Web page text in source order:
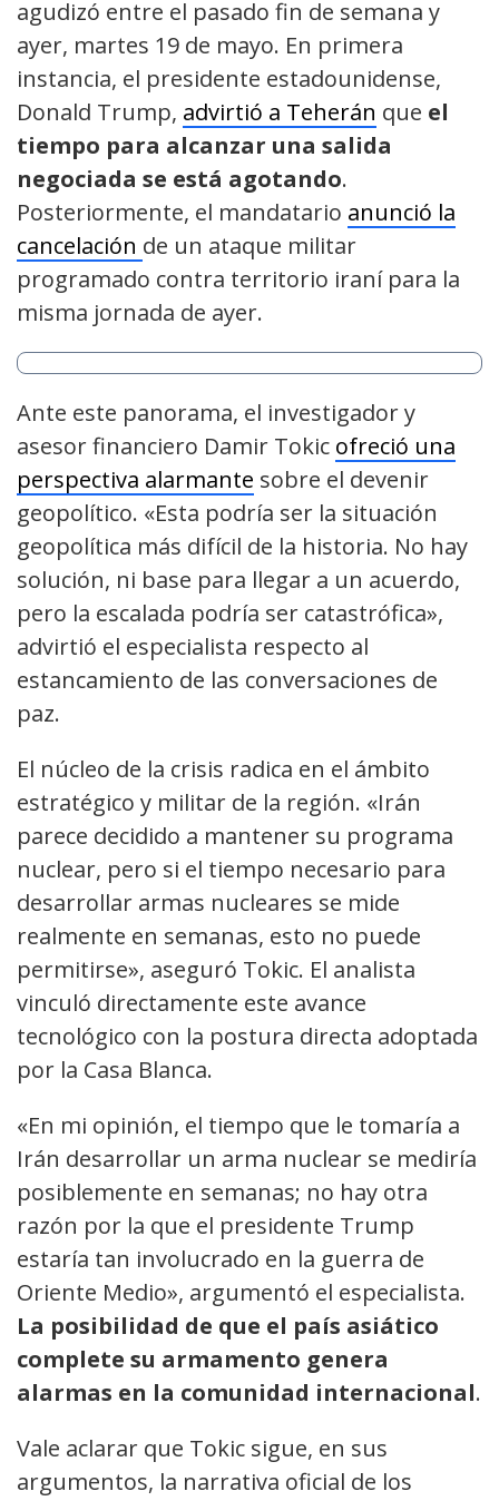
agudizó entre el pasado fin de semana y
ayer, martes 19 de mayo. En primera
instancia, el presidente estadounidense,
Donald Trump, advirtió a Teherán que el
tiempo para alcanzar una salida
negociada se está agotando.
Posteriormente, el mandatario anunció la
cancelación de un ataque militar
programado contra territorio iraní para la
misma jornada de ayer.
Ante este panorama, el investigador y
asesor financiero Damir Tokic ofreció una
perspectiva alarmante sobre el devenir
geopolítico. «Esta podría ser la situación
geopolítica más difícil de la historia. No hay
solución, ni base para llegar a un acuerdo,
pero la escalada podría ser catastrófica»,
advirtió el especialista respecto al
estancamiento de las conversaciones de
paz.
El núcleo de la crisis radica en el ámbito
estratégico y militar de la región. «Irán
parece decidido a mantener su programa
nuclear, pero si el tiempo necesario para
desarrollar armas nucleares se mide
realmente en semanas, esto no puede
permitirse», aseguró Tokic. El analista
vinculó directamente este avance
tecnológico con la postura directa adoptada
por la Casa Blanca.
«En mi opinión, el tiempo que le tomaría a
Irán desarrollar un arma nuclear se mediría
posiblemente en semanas; no hay otra
razón por la que el presidente Trump
estaría tan involucrado en la guerra de
Oriente Medio», argumentó el especialista.
La posibilidad de que el país asiático
complete su armamento genera
alarmas en la comunidad internacional.
Vale aclarar que Tokic sigue, en sus
argumentos, la narrativa oficial de los